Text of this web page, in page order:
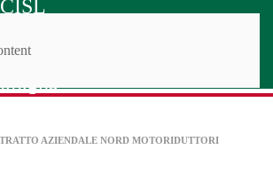
AZIENDALE NORD MOTORIDUTTORI